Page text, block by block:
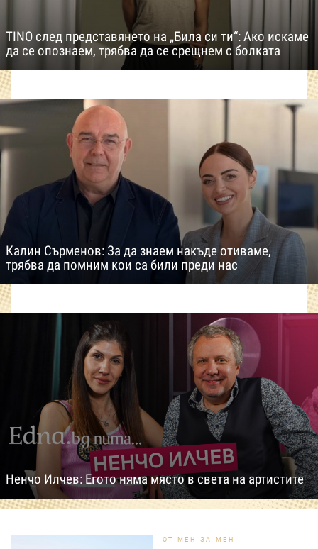
TINO след представянето на „Била си ти“: Ако искаме
да се опознаем, трябва да се срещнем с болката
Калин Сърменов: За да знаем накъде отиваме,
трябва да помним кои са били преди нас
Ненчо Илчев: Егото няма място в света на артистите
ОТ МЕН ЗА МЕН